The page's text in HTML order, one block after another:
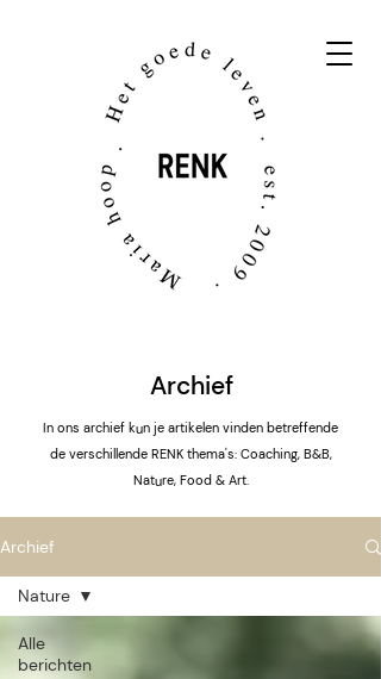
Archief
In ons archief kun je artikelen vinden betreffende
de verschillende RENK thema's: Coaching, B&B,
Nature, Food & Art.
Archief
Alle
berichten
Nature